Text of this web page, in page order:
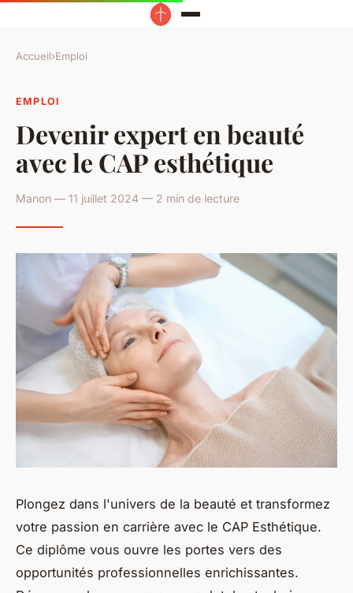
Accueil›Emploi
EMPLOI
Devenir expert en beauté
avec le CAP esthétique
Manon — 11 juillet 2024 — 2 min de lecture
Plongez dans l'univers de la beauté et transformez
votre passion en carrière avec le CAP Esthétique.
Ce diplôme vous ouvre les portes vers des
opportunités professionnelles enrichissantes.